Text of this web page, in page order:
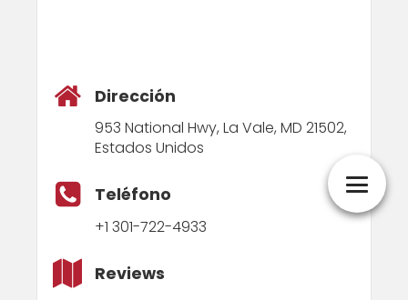
Dirección
953 National Hwy, La Vale, MD 21502,
Estados Unidos
Teléfono
+1 301-722-4933
Reviews